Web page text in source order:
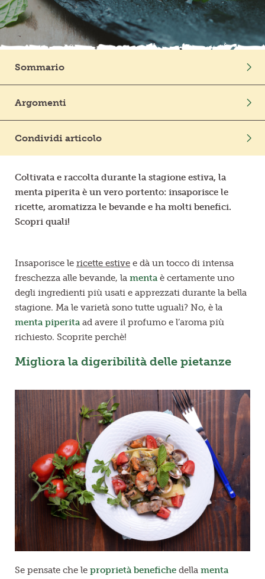
Frutta in pezzi
Polpe di frutta
Prodotti freschi
Sommario
Argomenti
Condividi articolo
Coltivata e raccolta durante la stagione estiva, la
menta piperita è un vero portento: insaporisce le
ricette, aromatizza le bevande e ha molti benefici.
Scopri quali!
Insaporisce le ricette estive e dà un tocco di intensa
freschezza alle bevande, la mentaè certamente uno
degli ingredienti più usati e apprezzati durante la bella
stagione. Ma le varietà sono tutte uguali? No, è la
menta piperitaad avere il profumo e l’aroma più
richiesto. Scoprite perchè!
Migliora la digeribilità delle pietanze
Se pensate che le proprietà benefiche della menta